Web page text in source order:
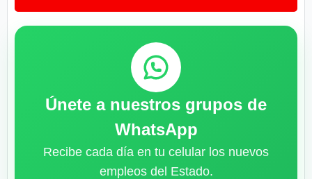
Únete a nuestros grupos de
WhatsApp
Recibe cada día en tu celular los nuevos
empleos del Estado.